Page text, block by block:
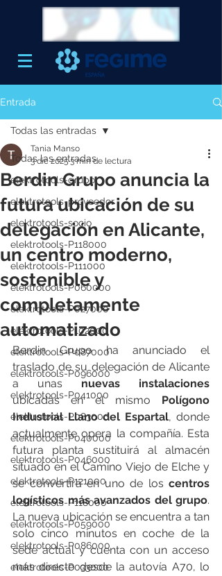
Entrada
Todas las entradas
elektrotools-grupo
elektrotools-proveedor
elektrotools-socio
elektrotools-P118000
elektrotools-P111000
elektrotools-P060000
elektrotools-P027000
elektrotools-P102000
elektrotools-P087000
elektrotools-P096000
elektrotools-P041000
elektrotools-P083000
elektrotools-P040000
elektrotools-P046000
elektrotools-P121000
elektrotools-P118000
elektrotools-P059000
elektrotools-P086000
elektrotools-P033000
Todas las entradas
Berdin Grupo anuncia la
futura ubicación de su
delegación en Alicante,
un centro moderno,
sostenible y
completamente
automatizado
Tania Manso
3 dic 20253 min de lectura
Berdin Grupo ha anunciado el
traslado de su delegación de Alicante
a unas nuevas instalaciones
ubicadas en el mismo Polígono
Industrial Llano del Espartal, donde
actualmente opera la compañía. Esta
futura planta sustituirá al almacén
situado en el Camino Viejo de Elche y
se convertirá en uno de los centros
logísticos más avanzados del grupo.
La nueva ubicación se encuentra a tan
solo cinco minutos en coche de la
sede actual y cuenta con un acceso
más directo desde la autovía A70, lo